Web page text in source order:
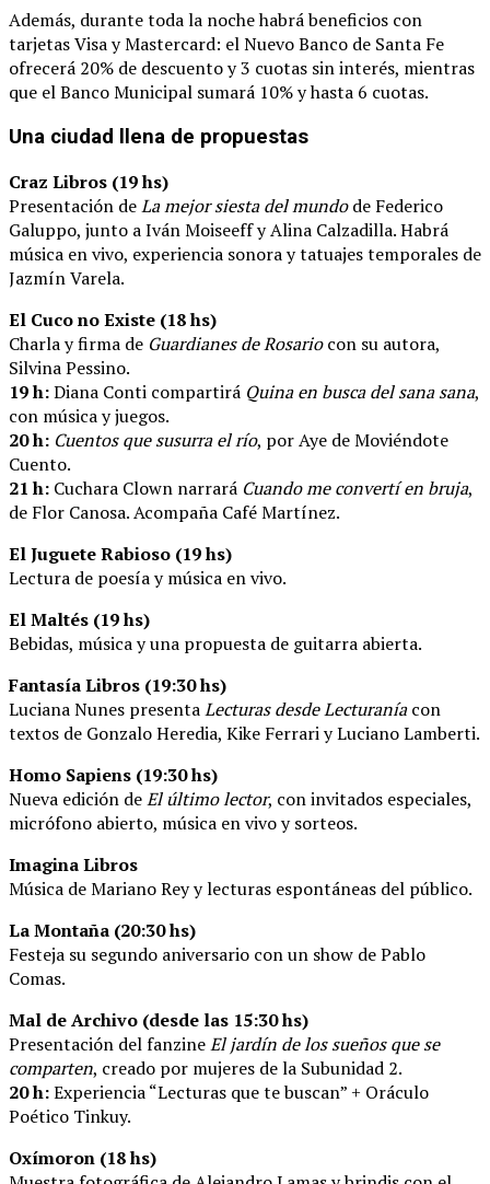
Además, durante toda la noche habrá beneficios con
tarjetas Visa y Mastercard: el Nuevo Banco de Santa Fe
ofrecerá 20% de descuento y 3 cuotas sin interés, mientras
que el Banco Municipal sumará 10% y hasta 6 cuotas.
Una ciudad llena de propuestas
Craz Libros (19 hs)
Presentación deLa mejor siesta del mundode Federico
Galuppo, junto a Iván Moiseeff y Alina Calzadilla. Habrá
música en vivo, experiencia sonora y tatuajes temporales de
Jazmín Varela.
El Cuco no Existe (18 hs)
Charla y firma de Guardianes de Rosariocon su autora,
Silvina Pessino.
19 h:Diana Conti compartirá Quina en busca del sana sana,
con música y juegos.
20 h: Cuentos que susurra el río, por Aye de Moviéndote
Cuento.
21 h: Cuchara Clown narrará Cuando me convertí en bruja,
de Flor Canosa. Acompaña Café Martínez.
El Juguete Rabioso (19 hs)
Lectura de poesía y música en vivo.
El Maltés (19 hs)
Bebidas, música y una propuesta de guitarra abierta.
Fantasía Libros (19:30 hs)
Luciana Nunes presentaLecturas desde Lecturaníacon
textos de Gonzalo Heredia, Kike Ferrari y Luciano Lamberti.
Homo Sapiens (19:30 hs)
Nueva edición deEl último lector, con invitados especiales,
micrófono abierto, música en vivo y sorteos.
Imagina Libros
Música de Mariano Rey y lecturas espontáneas del público.
La Montaña (20:30 hs)
Festeja su segundo aniversario con un show de Pablo
Comas.
Mal de Archivo (desde las 15:30 hs)
Presentación del fanzineEl jardín de los sueños que se
comparten, creado por mujeres de la Subunidad 2.
20 h:Experiencia “Lecturas que te buscan” + Oráculo
Poético Tinkuy.
Oxímoron (18 hs)